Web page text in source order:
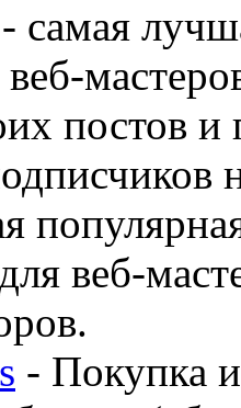
- самая
веб-
постов
веб-
- Покупка